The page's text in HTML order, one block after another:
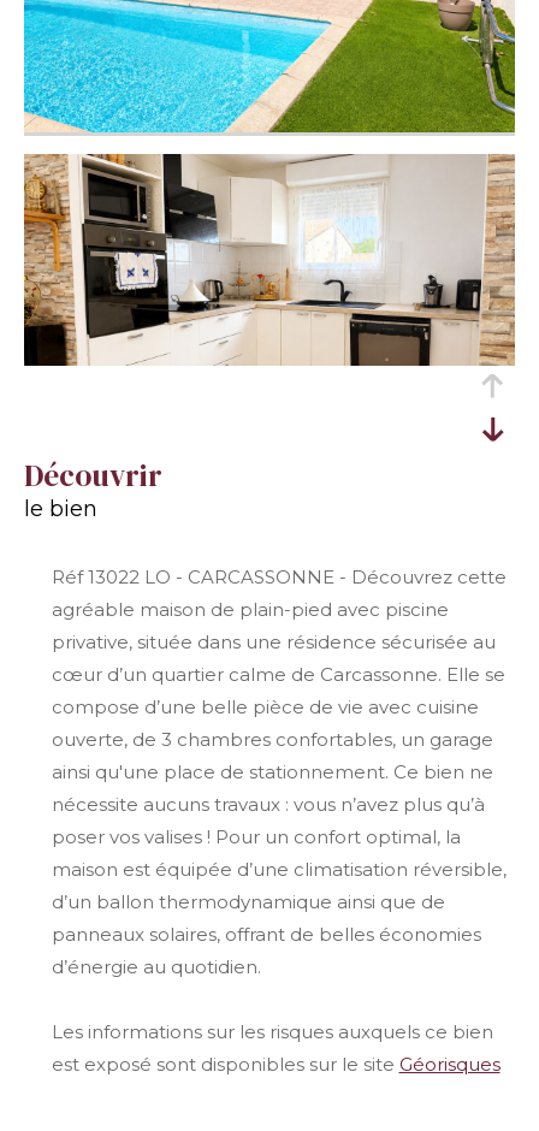
découvrir
le bien
Réf 13022 LO - CARCASSONNE - Découvrez cette
agréable maison de plain-pied avec piscine
privative, située dans une résidence sécurisée au
cœur d’un quartier calme de Carcassonne. Elle se
compose d’une belle pièce de vie avec cuisine
ouverte, de 3 chambres confortables, un garage
ainsi qu'une place de stationnement. Ce bien ne
nécessite aucuns travaux : vous n’avez plus qu’à
poser vos valises ! Pour un confort optimal, la
maison est équipée d’une climatisation réversible,
d’un ballon thermodynamique ainsi que de
panneaux solaires, offrant de belles économies
d’énergie au quotidien.
Les informations sur les risques auxquels ce bien
est exposé sont disponibles sur le site Géorisques